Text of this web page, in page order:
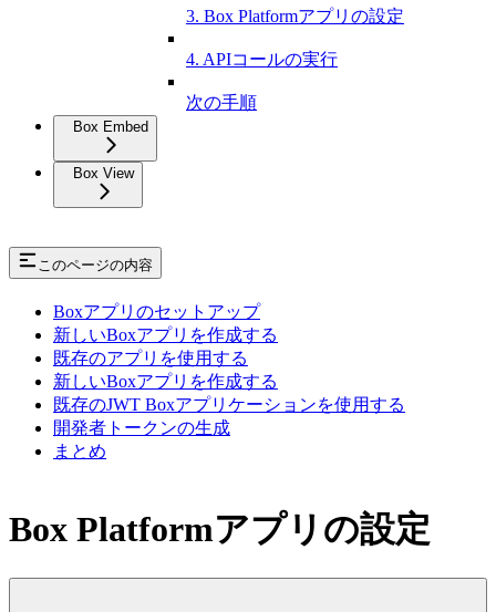
3. Box Platformアプリの設定
4. APIコールの実行
次の手順
Box Embed
Box View
このページの内容
Boxアプリのセットアップ
新しいBoxアプリを作成する
既存のアプリを使用する
新しいBoxアプリを作成する
既存のJWT Boxアプリケーションを使用する
開発者トークンの生成
まとめ
Box Platformアプリの設定